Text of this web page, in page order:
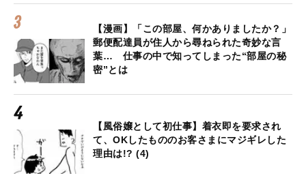
【漫画】「この部屋、何かありましたか？」
郵便配達員が住人から尋ねられた奇妙な言
葉… 仕事の中で知ってしまった“部屋の秘
密”とは
【風俗嬢として初仕事】着衣即を要求され
て、OKしたもののお客さまにマジギレした
理由は!? (4)